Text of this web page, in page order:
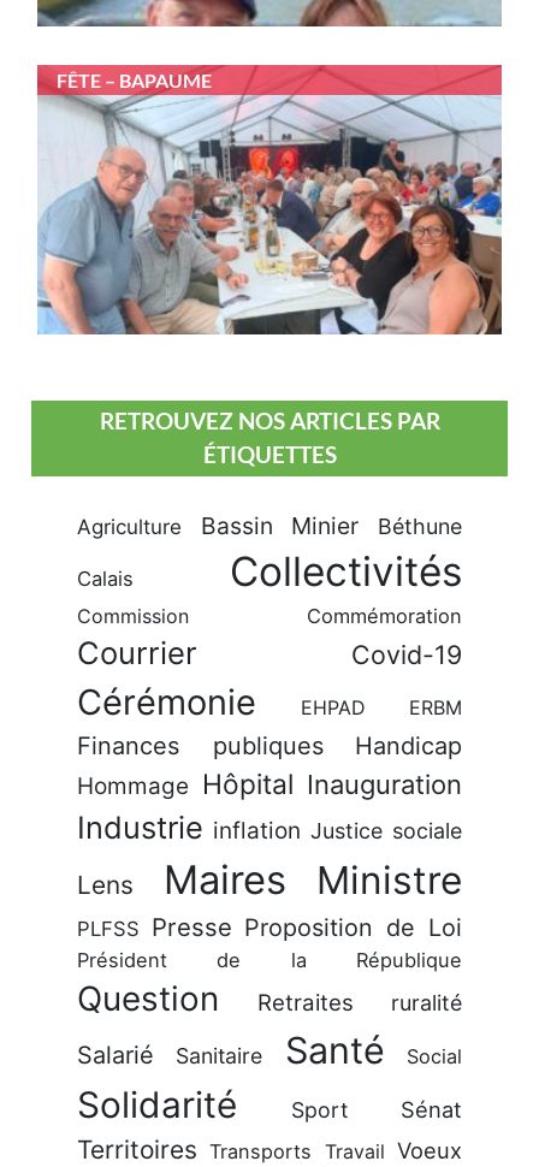
FÊTE – BAPAUME
RETROUVEZ NOS ARTICLES PAR
ÉTIQUETTES
Agriculture Bassin Minier Béthune
Calais Collectivités
Commission Commémoration
Courrier Covid-19
Cérémonie EHPAD ERBM
Finances publiques Handicap
Hommage Hôpital Inauguration
Industrie inflation Justice sociale
Lens Maires Ministre
PLFSS Presse Proposition de Loi
Président de la République
Question Retraites ruralité
Salarié Sanitaire Santé Social
Solidarité Sport Sénat
Territoires Transports Travail Voeux